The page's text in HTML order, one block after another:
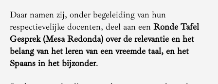
Daar namen zij, onder begeleiding van hun
respectievelijke docenten, deel aan een Ronde Tafel
Gesprek (Mesa Redonda) over de relevantie en het
belang van het leren van een vreemde taal, en het
Spaans in het bijzonder.